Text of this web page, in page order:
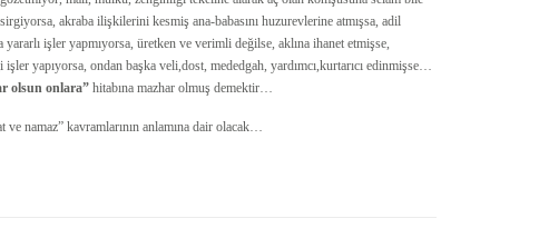
akraba ilişkilerini kesmiş ana-babasını huzurevlerine atmışsa, adil
işler yapmıyorsa, üretken ve verimli değilse, aklına ihanet etmişse,
yapıyorsa, ondan başka veli,dost, mededgah, yardımcı,kurtarıcı edinmişse…
olsun onlara” hitabına mazhar olmuş demektir…
ve namaz” kavramlarının anlamına dair olacak…